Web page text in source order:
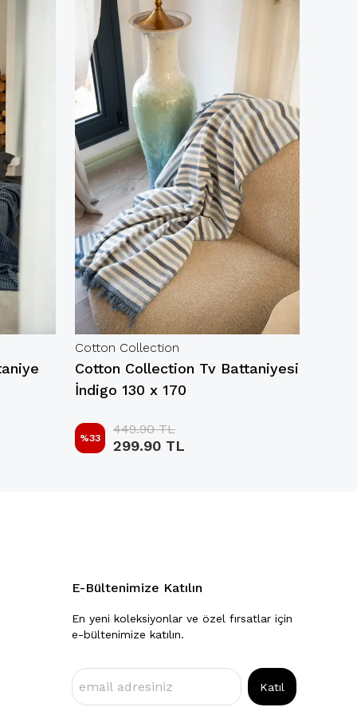
Cotton Collection
Cotton Collection Tv Battaniyesi
İndigo 130 x 170
%33
449.90 TL
299.90 TL
E-Bültenimize Katılın
En yeni koleksiyonlar ve özel fırsatlar için
e-bültenimize katılın.
Katıl